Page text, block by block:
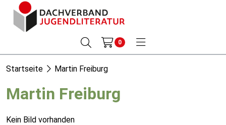
0
Startseite Martin Freiburg
Martin Freiburg
Kein Bild vorhanden